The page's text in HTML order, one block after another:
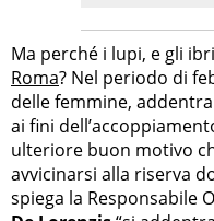
Ma perché i lupi, e gli
Roma? Nel periodo di
delle femmine,
ai fini
ulteriore buon motivo
avvicinarsi alla riserva
spiega la Responsabile